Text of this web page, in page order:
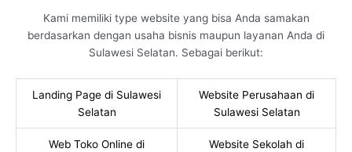
Kami memiliki type website yang bisa Anda samakan
berdasarkan dengan usaha bisnis maupun layanan Anda di
Sulawesi Selatan. Sebagai berikut:
Landing Page di Sulawesi
Selatan
Website Perusahaan di
Sulawesi Selatan
Web Toko Online di
Website Sekolah di